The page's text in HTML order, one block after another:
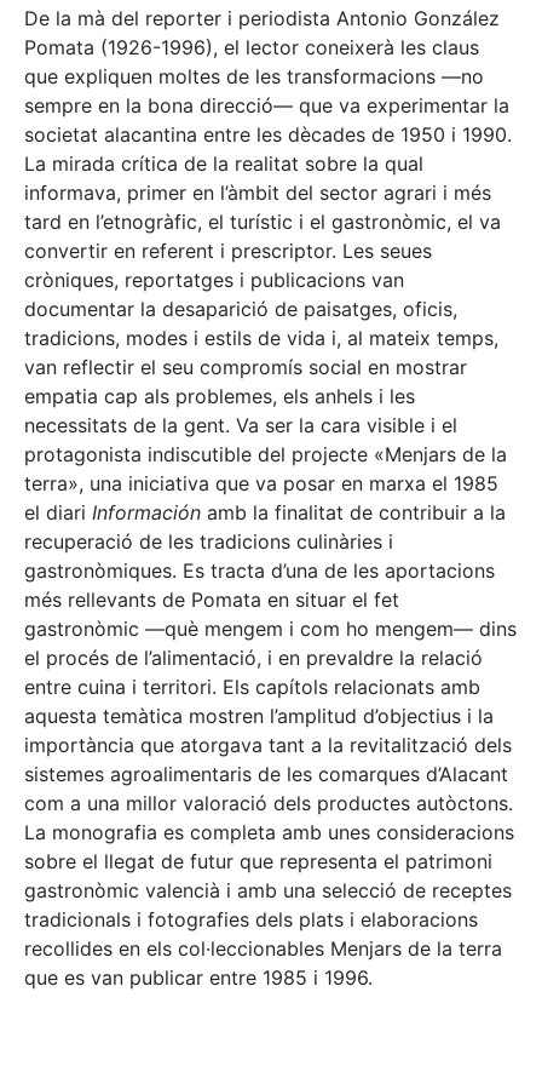
De la mà del reporter i periodista Antonio González
Pomata (1926-1996), el lector coneixerà les claus
que expliquen moltes de les transformacions —no
sempre en la bona direcció— que va experimentar la
societat alacantina entre les dècades de 1950 i 1990.
La mirada crítica de la realitat sobre la qual
informava, primer en l’àmbit del sector agrari i més
tard en l’etnogràfic, el turístic i el gastronòmic, el va
convertir en referent i prescriptor. Les seues
cròniques, reportatges i publicacions van
documentar la desaparició de paisatges, oficis,
tradicions, modes i estils de vida i, al mateix temps,
van reflectir el seu compromís social en mostrar
empatia cap als problemes, els anhels i les
necessitats de la gent. Va ser la cara visible i el
protagonista indiscutible del projecte «Menjars de la
terra», una iniciativa que va posar en marxa el 1985
el diari Información amb la finalitat de contribuir a la
recuperació de les tradicions culinàries i
gastronòmiques. Es tracta d’una de les aportacions
més rellevants de Pomata en situar el fet
gastronòmic —què mengem i com ho mengem— dins
el procés de l’alimentació, i en prevaldre la relació
entre cuina i territori. Els capítols relacionats amb
aquesta temàtica mostren l’amplitud d’objectius i la
importància que atorgava tant a la revitalització dels
sistemes agroalimentaris de les comarques d’Alacant
com a una millor valoració dels productes autòctons.
La monografia es completa amb unes consideracions
sobre el llegat de futur que representa el patrimoni
gastronòmic valencià i amb una selecció de receptes
tradicionals i fotografies dels plats i elaboracions
recollides en els col·leccionables Menjars de la terra
que es van publicar entre 1985 i 1996.